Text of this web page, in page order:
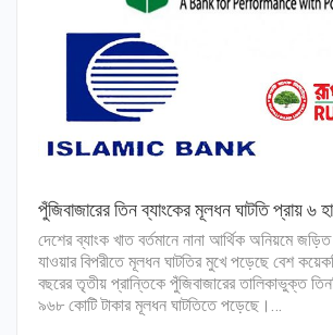
পুঁজিবাজারের তিন ব্যাংকের মূলধন ঘাটতি প্রায় ৬
দেশের ব্যাংক খাত বর্তমানে নানা আর্থিক অনিয়মে
যাওয়ার বিপরীতে মূলধন ঘাটতির মুখে পড়েছে বেশ
বছরের তৃতীয় প্রান্তিকে পুঁজিবাজারের তালিকাভুক্ত
৯৬৮ কোটি টাকার মূলধন ঘাটতিতে পড়েছে।…